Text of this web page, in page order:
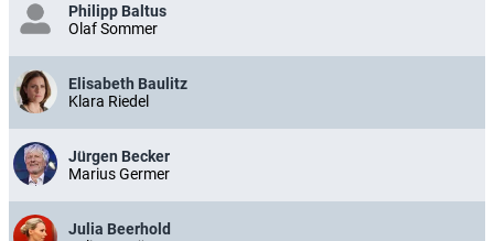
Philipp Baltus
Olaf Sommer
Elisabeth Baulitz
Klara Riedel
Jürgen Becker
Marius Germer
Julia Beerhold